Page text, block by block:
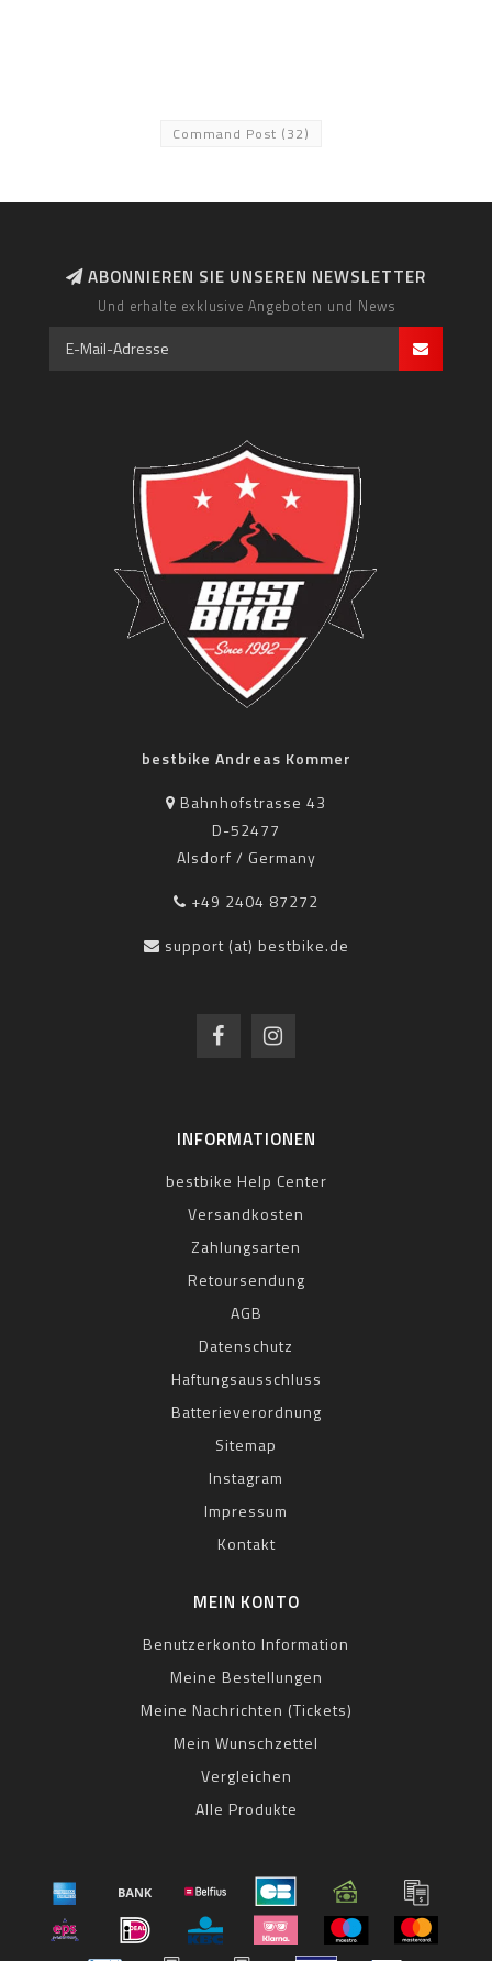
Command Post (32)
ABONNIEREN SIE UNSEREN NEWSLETTER
Und erhalte exklusive Angeboten und News
bestbike Andreas Kommer
Bahnhofstrasse 43
D-52477
Alsdorf / Germany
+49 2404 87272
support (at) bestbike.de
INFORMATIONEN
bestbike Help Center
Versandkosten
Zahlungsarten
Retoursendung
AGB
Datenschutz
Haftungsausschluss
Batterieverordnung
Sitemap
Instagram
Impressum
Kontakt
MEIN KONTO
Benutzerkonto Information
Meine Bestellungen
Meine Nachrichten (Tickets)
Mein Wunschzettel
Vergleichen
Alle Produkte